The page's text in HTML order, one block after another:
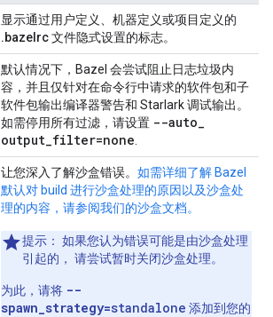
显示通过用户定义、机器定义或项目定义的
.bazelrc文件隐式设置的标志。
默认情况下，Bazel 会尝试阻止日志垃圾内
容，并且仅针对在命令行中请求的软件包和子
软件包输出编译器警告和 Starlark 调试输出。
如需停用所有过滤，请设置 --auto_
output_filter=none
让您深入了解沙盒错误。 如需详细了解 Bazel
默认对 build 进行沙盒处理的原因以及沙盒处
理的内容，请参阅我们的沙盒文档。
提示 ： 如果您认为错误可能是由沙盒处理
引起的， 请尝试暂时关闭沙盒处理。
为此，请将 --
spawn_strategy=standalone 添加到您的